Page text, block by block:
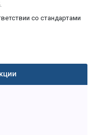
со стандартами